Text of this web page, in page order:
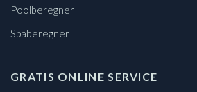
Poolberegner
Spaberegner
GRATIS ONLINE SERVICE